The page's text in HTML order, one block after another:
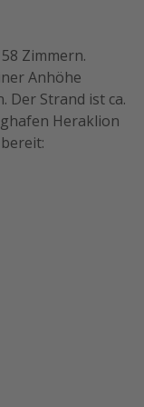
Zimmern.
Anhöhe
Der Strand ist ca.
Heraklion